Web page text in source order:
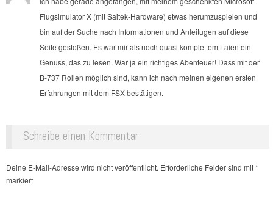
Flugsimulator X (mit Saitek-Hardware) etwas herumzuspielen und
bin auf der Suche nach Informationen und Anleitugen auf diese
Seite gestoßen. Es war mir als noch quasi komplettem Laien ein
Genuss, das zu lesen. War ja ein richtiges Abenteuer! Dass mit der
B-737 Rollen möglich sind, kann ich nach meinen eigenen ersten
Erfahrungen mit dem FSX bestätigen.
Schreibe einen Kommentar
Deine E-Mail-Adresse wird nicht veröffentlicht. Erforderliche Felder sind mit*
markiert